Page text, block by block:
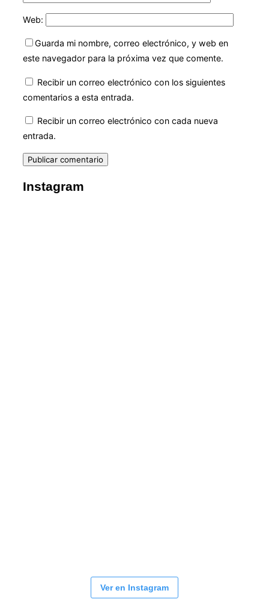
Web:
Guarda mi nombre, correo electrónico, y web en
este navegador para la próxima vez que comente.
Recibir un correo electrónico con los siguientes
comentarios a esta entrada.
Recibir un correo electrónico con cada nueva
entrada.
Instagram
Ver en Instagram